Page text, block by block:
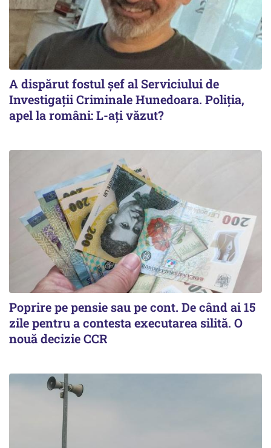
A dispărut fostul șef al Serviciului de
Investigații Criminale Hunedoara. Poliția,
apel la români: L-ați văzut?
Poprire pe pensie sau pe cont. De când ai 15
zile pentru a contesta executarea silită. O
nouă decizie CCR